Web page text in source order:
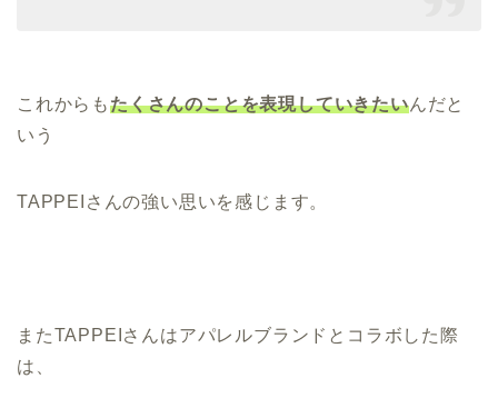
これからもたくさんのことを表現していきたいんだと
いう
TAPPEIさんの強い思いを感じます。
またTAPPEIさんはアパレルブランドとコラボした際
は、